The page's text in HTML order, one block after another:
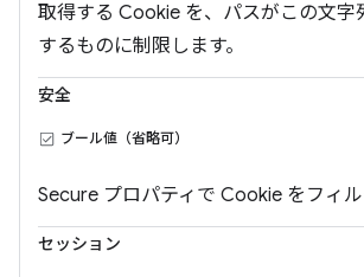
取得する Cookie を、パスがこの文字
するものに制限します。
安全
ブール値（省略可）
Secure プロパティで Cookie をフィル
セッション